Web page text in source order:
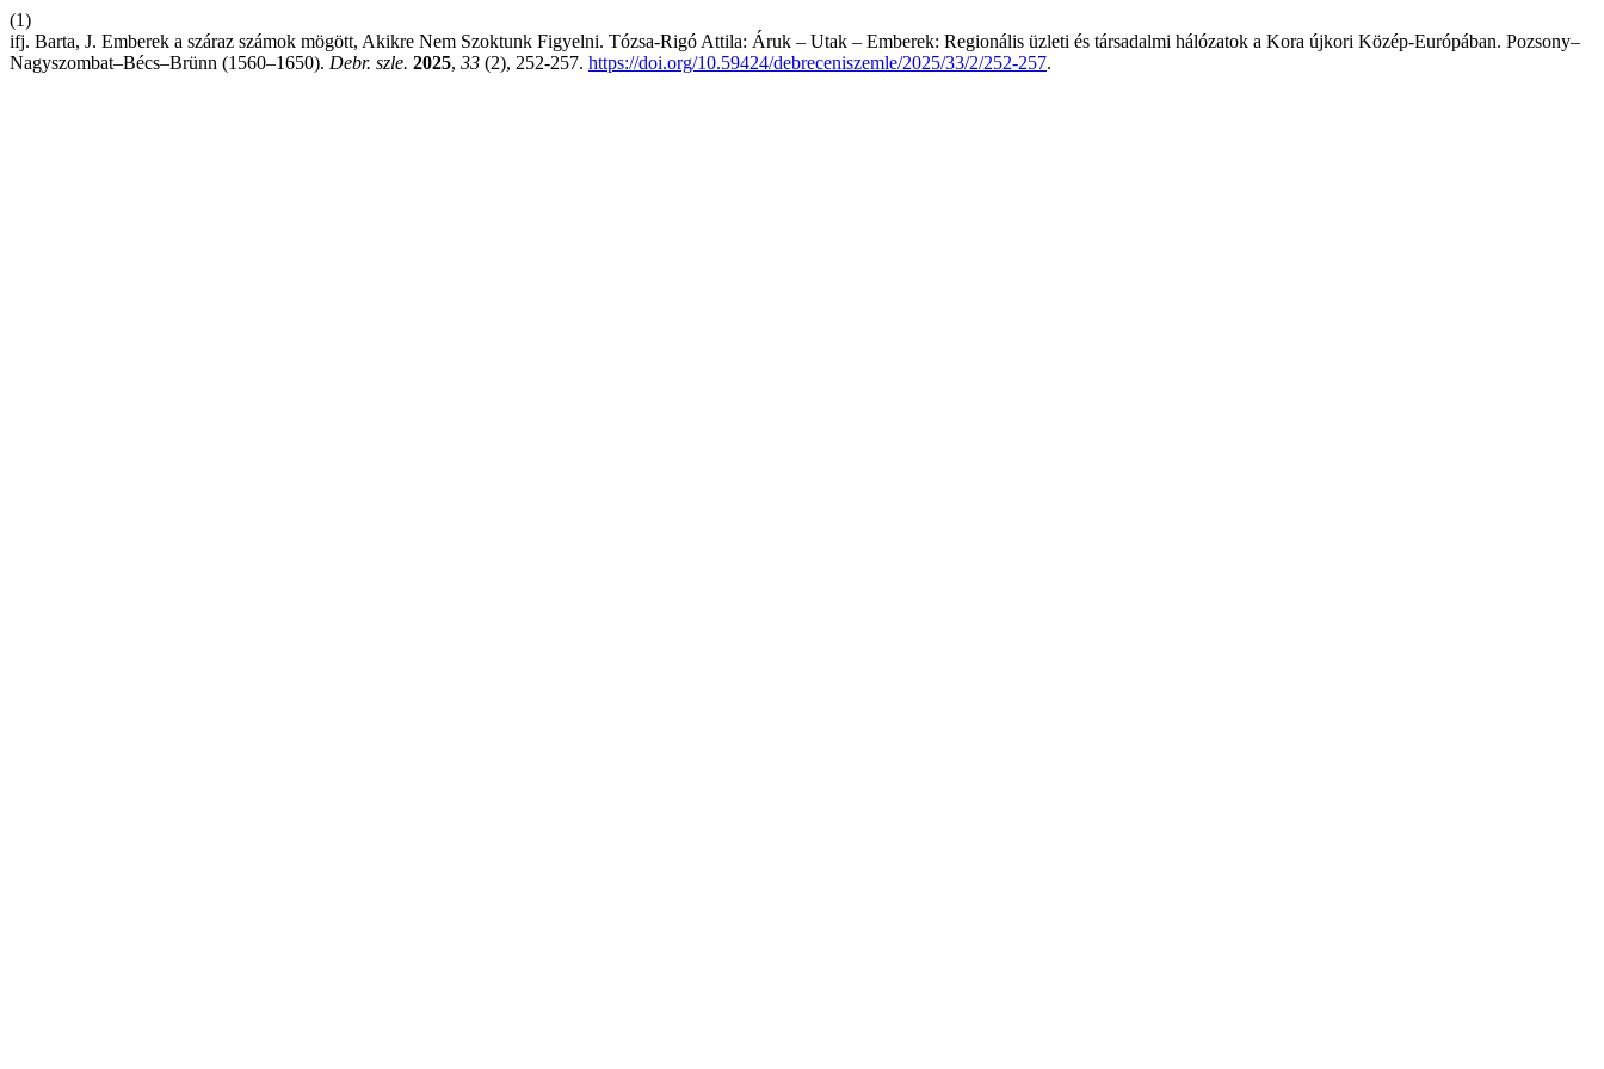
(1)
ifj. Barta, J. Emberek a száraz számok mögött, Akikre Nem Szoktunk Figyelni. Tózsa-Rigó Attila: Áruk – Utak – Emberek: Regionális üzleti és társadalmi hálózatok a Kora újkori Közép-Európában. Pozsony–
Nagyszombat–Bécs–Brünn (1560–1650). Debr. szle. 2025, 33 (2), 252-257. https://doi.org/10.59424/debreceniszemle/2025/33/2/252-257.